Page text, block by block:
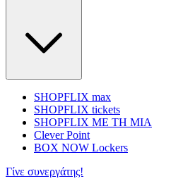
SHOPFLIX max
SHOPFLIX tickets
SHOPFLIX ΜΕ ΤΗ ΜΙΑ
Clever Point
BOX NOW Lockers
Γίνε συνεργάτης!